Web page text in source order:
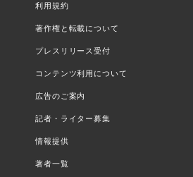
利用規約
著作権と転載について
プレスリリース受付
コンテンツ利用について
広告のご案内
記者・ライター募集
情報提供
著者一覧